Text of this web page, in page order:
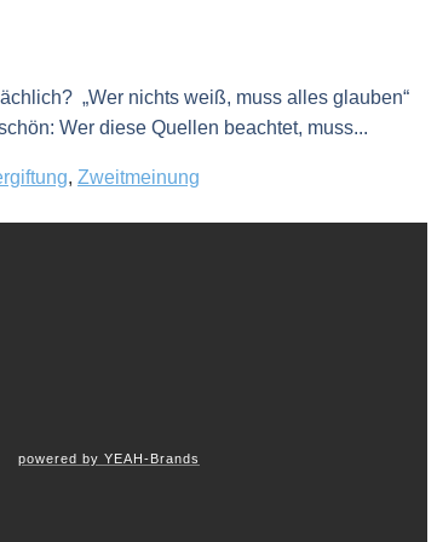
„Wer nichts weiß, muss alles glauben“
Wer diese Quellen beachtet, muss...
, Zweitmeinung
powered by YEAH-Brands